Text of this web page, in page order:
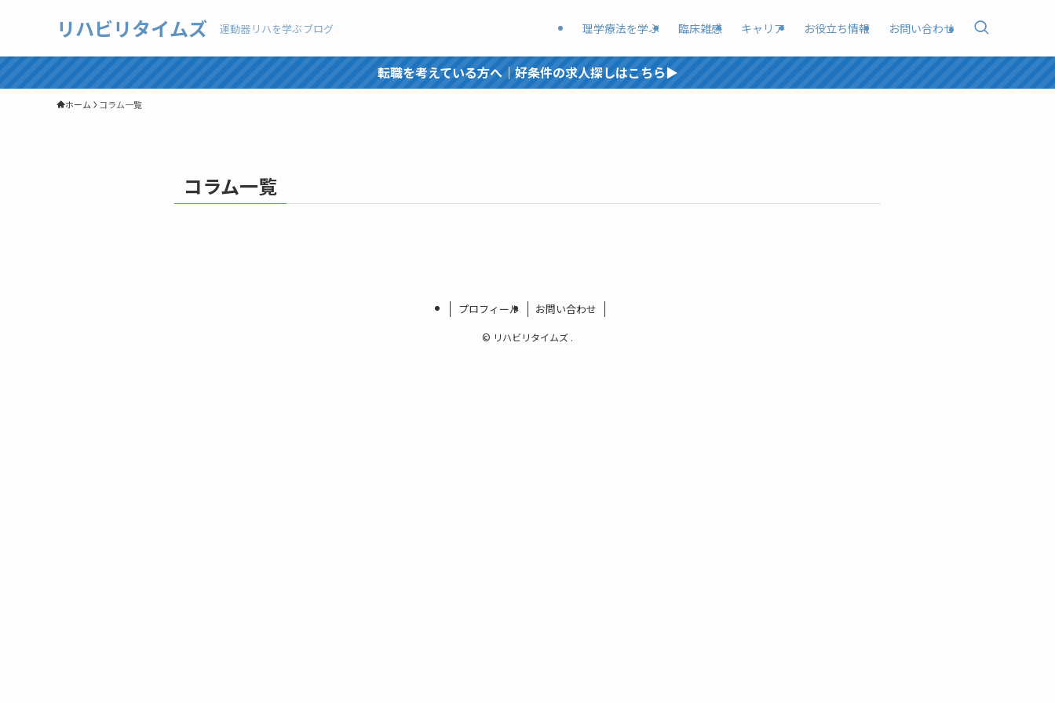
リハビリタイムズ 運動器リハを学ぶブログ 理学療法を学ぶ 臨床雑感 キャリア お役立ち情報 お問い合わせ
転職を考えている方へ｜好条件の求人探しはこちら▶︎
ホーム コラム一覧
コラム一覧
プロフィール お問い合わせ
© リハビリタイムズ .